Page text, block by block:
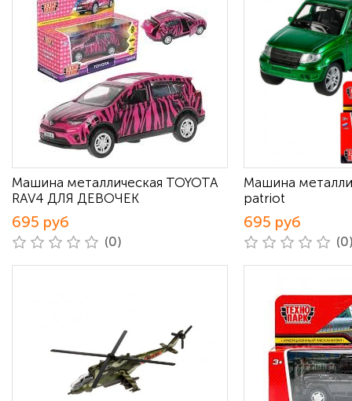
Машина металлическая TOYOTA
RAV4 ДЛЯ ДЕВОЧЕК
695 руб
(0)
Машина
patriot
695 руб